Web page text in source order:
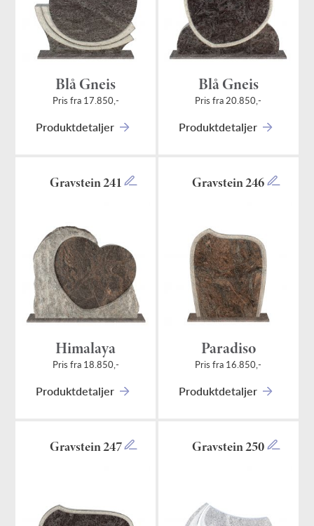
Blå Gneis
Pris fra 17.850,-
Produktdetaljer
Blå Gneis
Pris fra 20.850,-
Produktdetaljer
Gravstein 241
Himalaya
Pris fra 18.850,-
Produktdetaljer
Gravstein 246
Paradiso
Pris fra 16.850,-
Produktdetaljer
Gravstein 247 Gravstein 250